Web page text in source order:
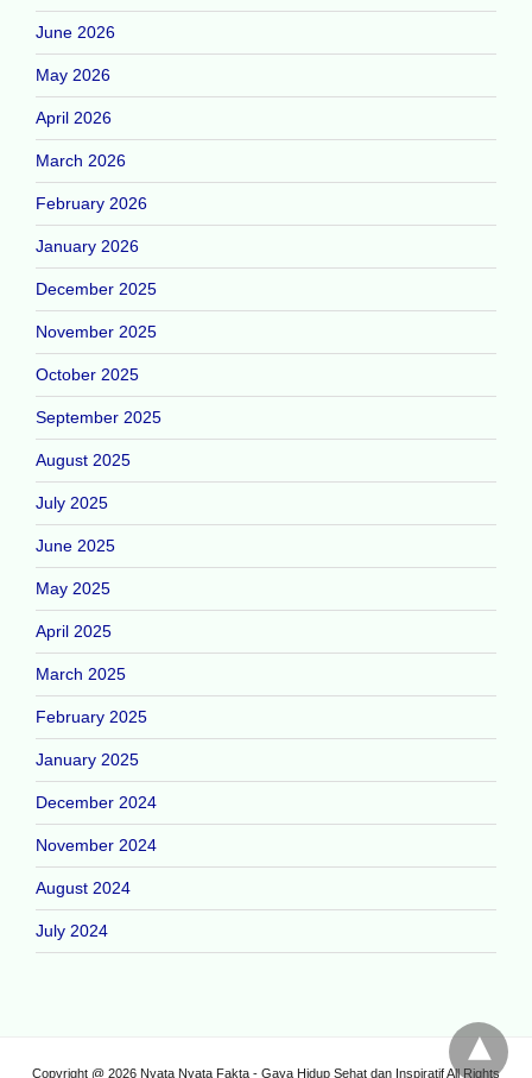
June 2026
May 2026
April 2026
March 2026
February 2026
January 2026
December 2025
November 2025
October 2025
September 2025
August 2025
July 2025
June 2025
May 2025
April 2025
March 2025
February 2025
January 2025
December 2024
November 2024
August 2024
July 2024
Copyright @ 2026 Nyata Nyata Fakta - Gaya Hidup Sehat dan Inspiratif All Rights